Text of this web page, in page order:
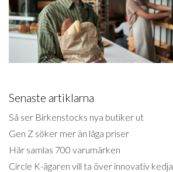
Senaste artiklarna
Så ser Birkenstocks nya butiker ut
Gen Z söker mer än låga priser
Här samlas 700 varumärken
Circle K-ägaren vill ta över innovativ kedja